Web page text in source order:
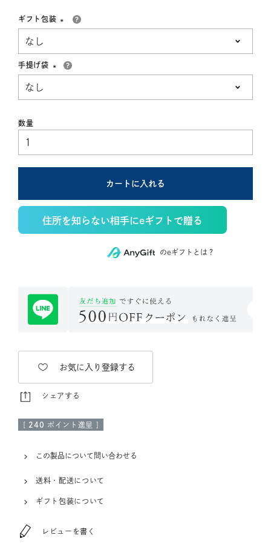
ギフト包装
手提げ袋
カートに入れる
住所を知らない相手にeギフトで贈る
のeギフトとは？
お気に入り登録する
シェアする
[ 240 ポイント進呈 ]
この製品について問い合わせる
送料・配送について
ギフト包装について
レビューを書く